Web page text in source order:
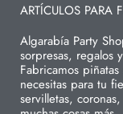
ARTÍCULOS PARA
Algarabía Party
sorpresas, regalos
Fabricamos
necesitas para tu
servilletas,